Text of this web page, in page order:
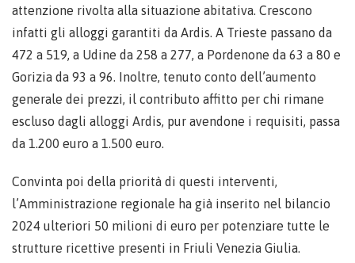
attenzione rivolta alla situazione abitativa. Crescono
infatti gli alloggi garantiti da Ardis. A Trieste passano da
472 a 519, a Udine da 258 a 277, a Pordenone da 63 a 80 e
Gorizia da 93 a 96. Inoltre, tenuto conto dell’aumento
generale dei prezzi, il contributo affitto per chi rimane
escluso dagli alloggi Ardis, pur avendone i requisiti, passa
da 1.200 euro a 1.500 euro.
Convinta poi della priorità di questi interventi,
l’Amministrazione regionale ha già inserito nel bilancio
2024 ulteriori 50 milioni di euro per potenziare tutte le
strutture ricettive presenti in Friuli Venezia Giulia.